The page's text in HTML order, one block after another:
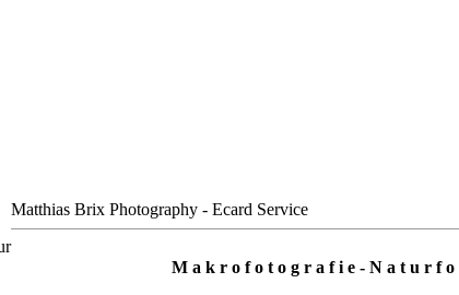
Matthias Brix Photography - Ecard Service
M a k r o f o t o g r a f i e - N a t u r f o